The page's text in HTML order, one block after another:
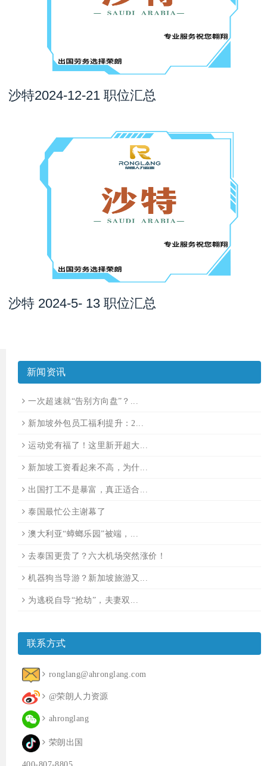
沙特2024-12-21 职位汇总
沙特 2024-5- 13 职位汇总
新闻资讯
一次超速就“告别方向盘”？...
新加坡外包员工福利提升：2...
运动党有福了！这里新开超大...
新加坡工资看起来不高，为什...
出国打工不是暴富，真正适合...
泰国最忙公主谢幕了
澳大利亚“蟑螂乐园”被端，...
去泰国更贵了？六大机场突然涨价！
机器狗当导游？新加坡旅游又...
为逃税自导“抢劫”，夫妻双...
联系方式
ronglang@ahronglang.com
@荣朗人力资源
ahronglang
荣朗出国